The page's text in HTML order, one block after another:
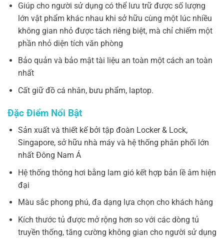
Giúp cho người sử dụng có thể lưu trữ được số lượng
lớn vật phẩm khác nhau khi sở hữu cùng một lúc nhiều
không gian nhỏ được tách riêng biệt, mà chỉ chiếm một
phần nhỏ diện tích văn phòng
Bảo quản và bảo mật tài liệu an toàn một cách an toàn
nhất
Cất giữ đồ cá nhân, bưu phẩm, laptop.
Đặc Điểm Nổi Bật
Sản xuất và thiết kế bởi tập đoàn Locker & Lock,
Singapore, sở hữu nhà máy và hệ thống phân phối lớn
nhất Đông Nam Á
Hệ thống thông hơi bằng lam gió kết hợp bản lề âm hiện
đại
Màu sắc phong phú, đa dạng lựa chọn cho khách hàng
Kích thước tủ được mở rộng hơn so với các dòng tủ
truyền thống, tăng cường không gian cho người sử dụng